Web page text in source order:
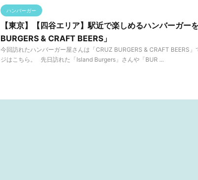
ハンバーガー
【東京】【四谷エリア】駅近で楽しめるハンバーガー
BURGERS & CRAFT BEERS」
今回訪れたハンバーガー屋さんは「CRUZ BURGERS & CRAFT BEERS
ジはこちら。 先日訪れた「Island Burgers」さんや「BUR ...